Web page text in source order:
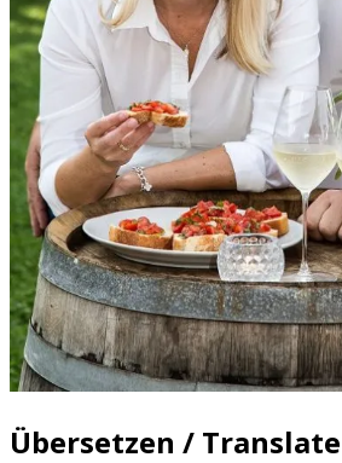
Übersetzen / Translate